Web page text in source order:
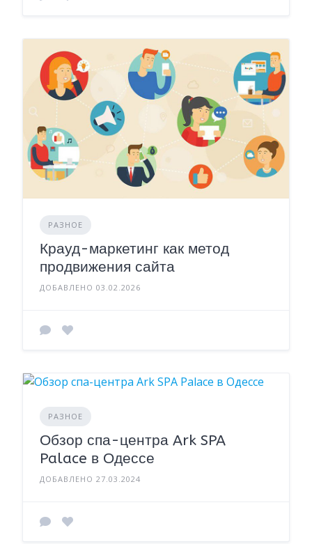
РАЗНОЕ
Крауд-маркетинг как метод
продвижения сайта
ДОБАВЛЕНО 03.02.2026
РАЗНОЕ
Обзор спа-центра Ark SPA
Palace в Одессе
ДОБАВЛЕНО 27.03.2024